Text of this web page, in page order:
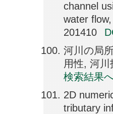
channel
water
201410
河川の局
用性, 河
検索結果
2D
tributary